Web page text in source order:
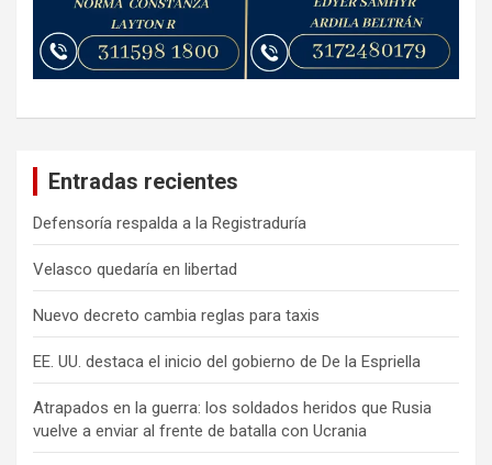
Entradas recientes
Defensoría respalda a la Registraduría
Velasco quedaría en libertad
Nuevo decreto cambia reglas para taxis
EE. UU. destaca el inicio del gobierno de De la Espriella
Atrapados en la guerra: los soldados heridos que Rusia
vuelve a enviar al frente de batalla con Ucrania